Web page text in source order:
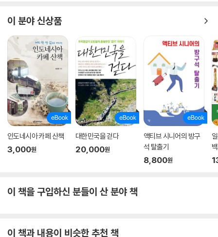
이 분야 신상품
인도네시아 카페 산책
3,000원
대한민국을 걷다
20,000원
액티브 시니어의 방구
석 탈출기
8,800원
이 책을 구입하신 분들이 산 분야 책
이 책과 내용이 비슷한 추천 책